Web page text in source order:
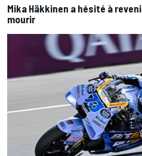
Mika Häkkinen a hésité à
mourir